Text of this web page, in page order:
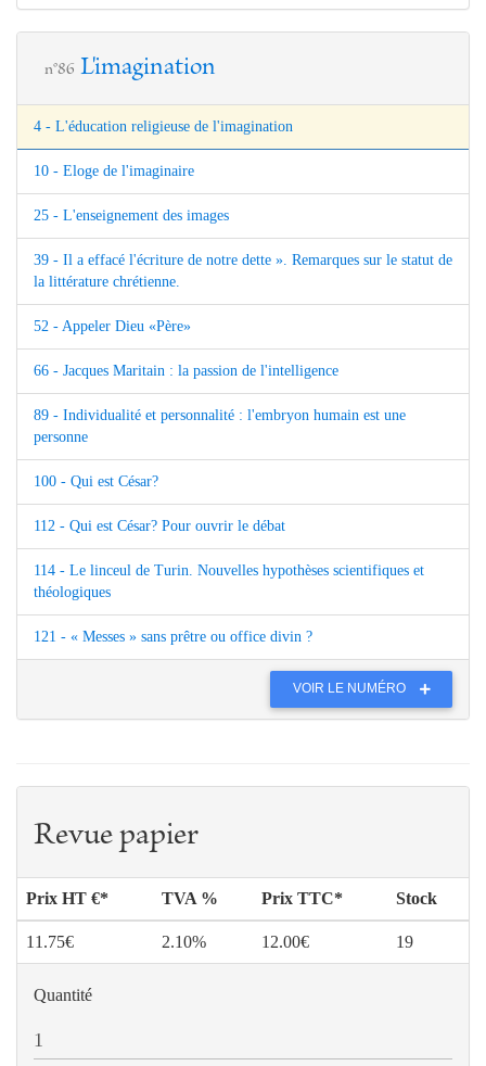
n°86 L'imagination
4 - L'éducation religieuse de l'imagination
10 - Eloge de l'imaginaire
25 - L'enseignement des images
39 - Il a effacé l'écriture de notre dette ». Remarques sur le statut de
la littérature chrétienne.
52 - Appeler Dieu «Père»
66 - Jacques Maritain : la passion de l'intelligence
89 - Individualité et personnalité : l'embryon humain est une
personne
100 - Qui est César?
112 - Qui est César? Pour ouvrir le débat
114 - Le linceul de Turin. Nouvelles hypothèses scientifiques et
théologiques
121 - « Messes » sans prêtre ou office divin ?
VOIR LE NUMÉRO
Revue papier
Prix HT €* TVA % Prix TTC* Stock
11.75€ 2.10% 12.00€ 19
Quantité